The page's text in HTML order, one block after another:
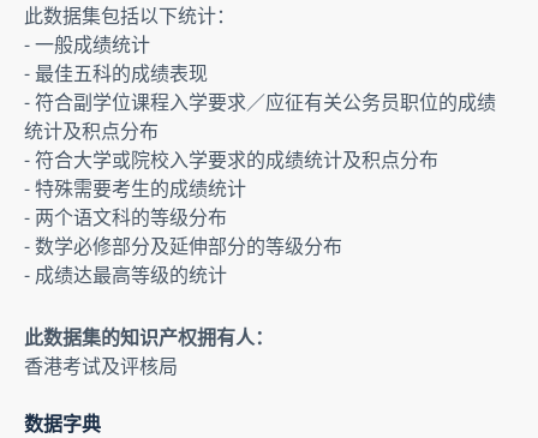
此数据集包括以下统计：
- 一般成绩统计
- 最佳五科的成绩表现
- 符合副学位课程入学要求／应征有关公务员职位的成绩
统计及积点分布
- 符合大学或院校入学要求的成绩统计及积点分布
- 特殊需要考生的成绩统计
- 两个语文科的等级分布
- 数学必修部分及延伸部分的等级分布
- 成绩达最高等级的统计
此数据集的知识产权拥有人：
香港考试及评核局
数据字典